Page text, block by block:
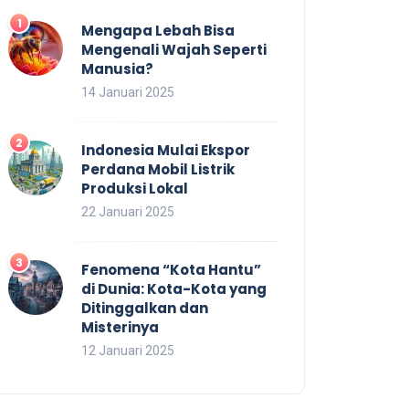
Mengapa Lebah Bisa
Mengenali Wajah Seperti
Manusia?
14 Januari 2025
Indonesia Mulai Ekspor
Perdana Mobil Listrik
Produksi Lokal
22 Januari 2025
Fenomena “Kota Hantu”
di Dunia: Kota-Kota yang
Ditinggalkan dan
Misterinya
12 Januari 2025